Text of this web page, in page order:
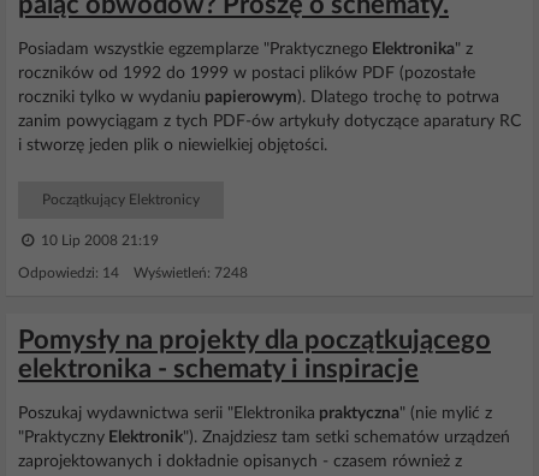
Posiadam wszystkie egzemplarze "Praktycznego Elektronika" z
roczników od 1992 do 1999 w postaci plików PDF (pozostałe
roczniki tylko w wydaniu papierowym). Dlatego trochę to potrwa
zanim powyciągam z tych PDF-ów artykuły dotyczące aparatury RC
i stworzę jeden plik o niewielkiej objętości.
Początkujący Elektronicy
10 Lip 2008 21:19
Odpowiedzi: 14 Wyświetleń: 7248
Pomysły na projekty dla początkującego
elektronika - schematy i inspiracje
Poszukaj wydawnictwa serii "Elektronika praktyczna" (nie mylić z
"Praktyczny Elektronik"). Znajdziesz tam setki schematów urządzeń
zaprojektowanych i dokładnie opisanych - czasem również z